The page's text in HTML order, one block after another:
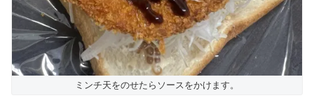
ミンチ天をのせたらソースをかけます。